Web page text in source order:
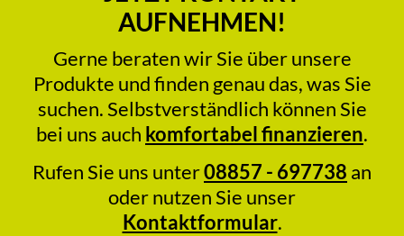
AUFNEHMEN!
Gerne beraten wir Sie über unsere
Produkte und finden genau das, was Sie
suchen. Selbstverständlich können Sie
bei uns auch komfortabel finanzieren.
Rufen Sie uns unter08857 - 697738 an
oder nutzen Sie unser
Kontaktformular.